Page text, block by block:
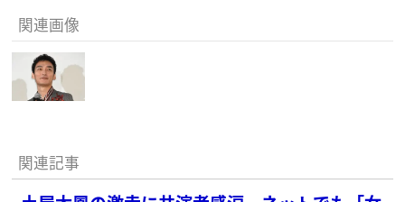
関連画像
関連記事